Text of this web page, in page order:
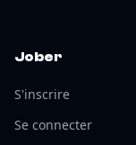
Jober
S'inscrire
Se connecter